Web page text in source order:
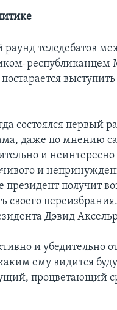
раунд теледебатов
выступить
состоялся первый
даже по мнению
и
и
получит
своего
Дэвид
и убедительно
ему видится
процветающий